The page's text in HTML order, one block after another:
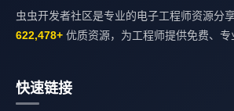
虫虫开发者社区是专业的电子工程师资源分
622,478+ 优质资源，为工程师提供免费、专
快速链接